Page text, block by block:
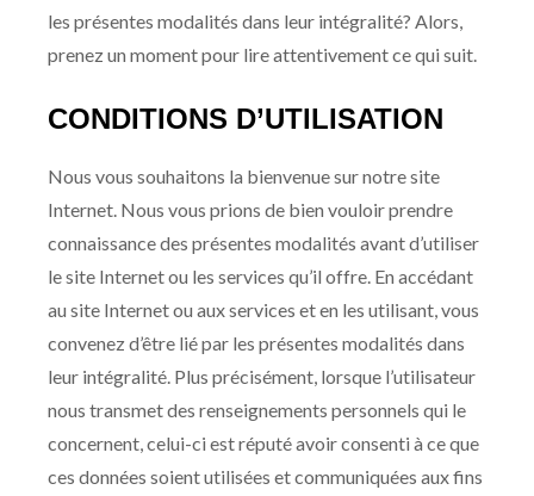
les présentes modalités dans leur intégralité? Alors,
prenez un moment pour lire attentivement ce qui suit.
CONDITIONS D’UTILISATION
Nous vous souhaitons la bienvenue sur notre site
Internet. Nous vous prions de bien vouloir prendre
connaissance des présentes modalités avant d’utiliser
le site Internet ou les services qu’il offre. En accédant
au site Internet ou aux services et en les utilisant, vous
convenez d’être lié par les présentes modalités dans
leur intégralité. Plus précisément, lorsque l’utilisateur
nous transmet des renseignements personnels qui le
concernent, celui-ci est réputé avoir consenti à ce que
ces données soient utilisées et communiquées aux fins